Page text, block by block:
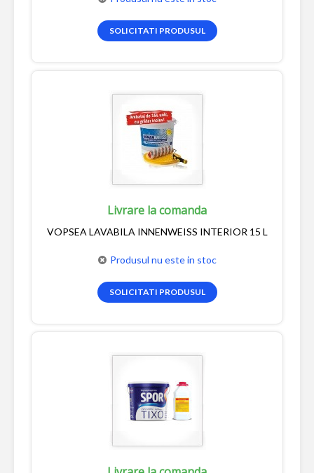
SOLICITATI PRODUSUL
Livrare la comanda
VOPSEA LAVABILA INNENWEISS INTERIOR 15 L
Produsul nu este in stoc
SOLICITATI PRODUSUL